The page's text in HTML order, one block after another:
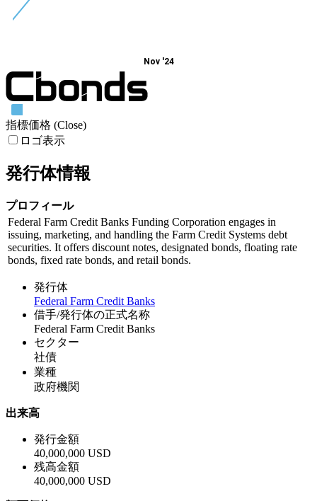
Nov '24
指標価格 (Close)
ロゴ表示
発行体情報
プロフィール
Federal Farm Credit Banks Funding Corporation engages in
issuing, marketing, and handling the Farm Credit Systems debt
securities. It offers discount notes, designated bonds, floating rate
bonds, fixed rate bonds, and retail bonds.
発行体
Federal Farm Credit Banks
借手/発行体の正式名称
Federal Farm Credit Banks
セクター
社債
業種
政府機関
出来高
発行金額
40,000,000 USD
残高金額
40,000,000 USD